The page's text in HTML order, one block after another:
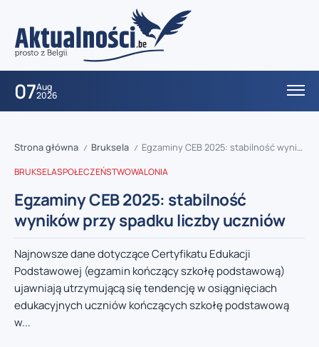
07Aug
2026
Strona główna / Bruksela / Egzaminy CEB 2025: stabilność wyników przy spadku liczby uczniów
BRUKSELASPOŁECZEŃSTWOWALONIA
Egzaminy CEB 2025: stabilność
wyników przy spadku liczby uczniów
Najnowsze dane dotyczące Certyfikatu Edukacji
Podstawowej (egzamin kończący szkołę podstawową)
ujawniają utrzymującą się tendencję w osiągnięciach
edukacyjnych uczniów kończących szkołę podstawową
w...